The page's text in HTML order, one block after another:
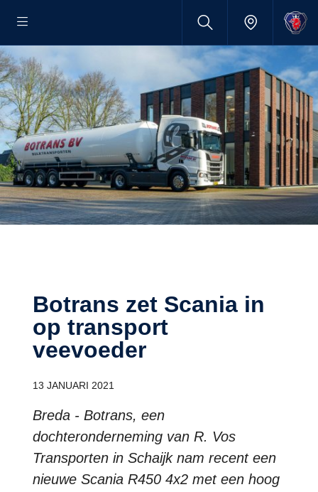
Botrans zet Scania in
op transport
veevoeder
13 JANUARI 2021
Breda - Botrans, een
dochteronderneming van R. Vos
Transporten in Schaijk nam recent een
nieuwe Scania R450 4x2 met een hoog